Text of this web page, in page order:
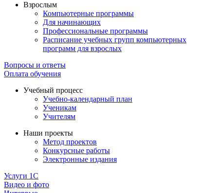
Взрослым
Компьютерные программы
Для начинающих
Профессиональные программы
Расписание учебных групп компьютерных
программ для взрослых
Вопросы и ответы
Оплата обучения
Учебный процесс
Учебно-календарный план
Ученикам
Учителям
Наши проекты
Метод проектов
Конкурсные работы
Электронные издания
Услуги 1C
Видео и фото